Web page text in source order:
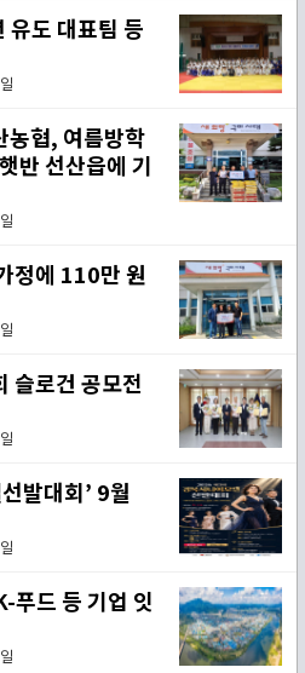
도 대표팀 등
농협, 여름방학
반 선산읍에 기
정에 110만 원
슬로건 공모전
발대회’ 9월
푸드 등 기업 잇